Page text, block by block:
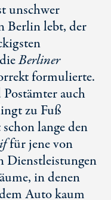
unschwer
Berlin lebt, der
Berliner
formulierte.
auch
zu Fuß
lange den
für jene von
Dienstleistungen
in denen
Auto kaum